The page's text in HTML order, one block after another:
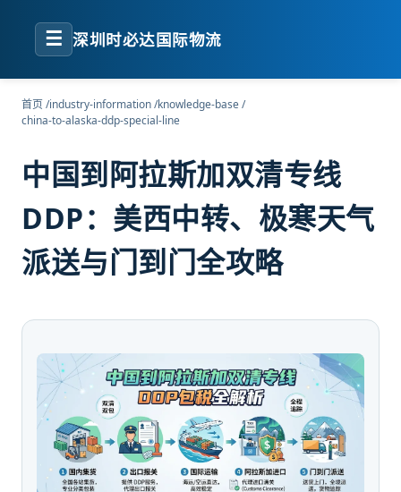
☰ 深圳时必达国际物流
首页/industry-information/knowledge-base/
china-to-alaska-ddp-special-line
中国到阿拉斯加双清专线
DDP：美西中转、极寒天气
派送与门到门全攻略